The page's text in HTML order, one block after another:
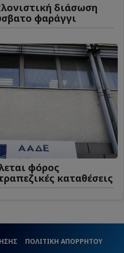
διάσωση
φαράγγι
φόρος
καταθέσεις
ΠΟΛΙΤΙΚΗ ΑΠΟΡΡΗΤΟΥ